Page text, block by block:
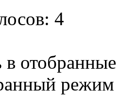
4
в отобранные
режим